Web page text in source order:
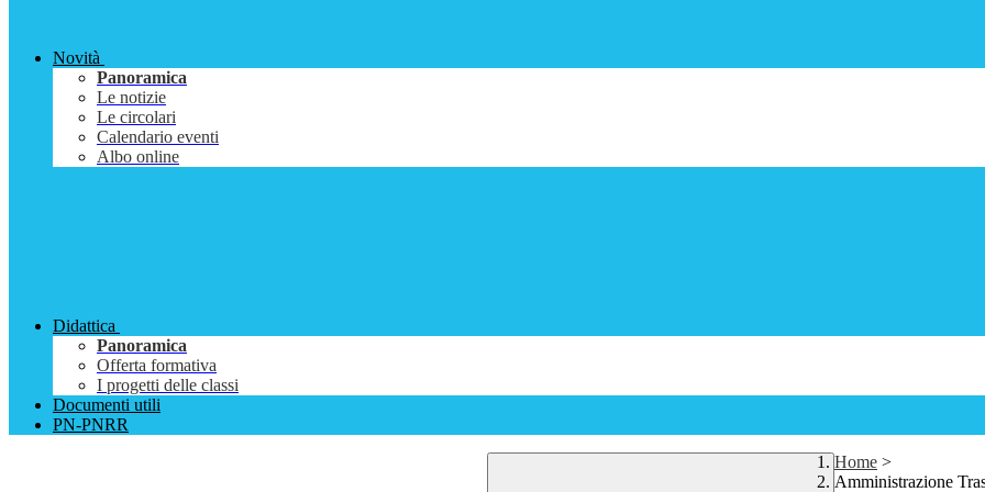
Novità
Panoramica
Le notizie
Le circolari
Calendario eventi
Albo online
Didattica
Panoramica
Offerta formativa
I progetti delle classi
Documenti utili
PN-PNRR
Home >
Amministrazione